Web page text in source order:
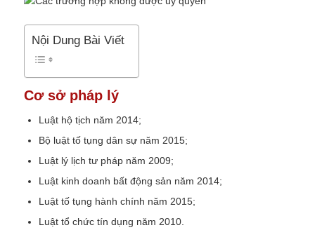
Nội Dung Bài Viết
Cơ sở pháp lý
Luật hộ tịch năm 2014;
Bộ luật tố tụng dân sự năm 2015;
Luật lý lịch tư pháp năm 2009;
Luật kinh doanh bất động sản năm 2014;
Luật tố tụng hành chính năm 2015;
Luật tổ chức tín dụng năm 2010.